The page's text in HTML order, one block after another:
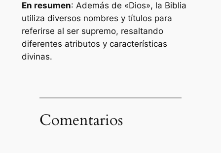
En resumen: Además de «Dios», la Biblia
utiliza diversos nombres y títulos para
referirse al ser supremo, resaltando
diferentes atributos y características
divinas.
Comentarios